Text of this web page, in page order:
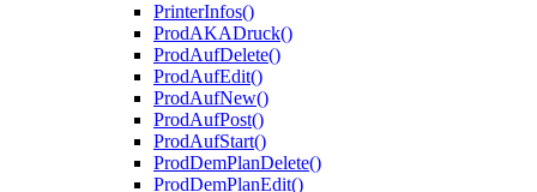
PrinterInfos()
ProdAKADruck()
ProdAufDelete()
ProdAufEdit()
ProdAufNew()
ProdAufPost()
ProdAufStart()
ProdDemPlanDelete()
ProdDemPlanEdit()